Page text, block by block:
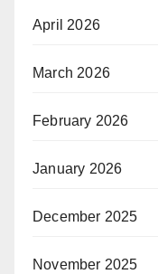
April 2026
March 2026
February 2026
January 2026
December 2025
November 2025